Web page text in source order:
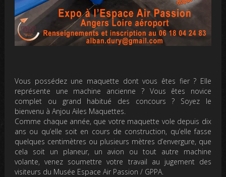
Vous possédez une maquette dont vous êtes fier ? Elle
représente une machine ancienne ? Vous êtes novice
complet ou grand habitué des concours ? Soyez le
bienvenu à Anjou Ailes Maquettes.
Comme chaque année, que votre maquette vole depuis dix
ans ou qu’elle soit en cours de construction, qu’elle fasse
quelques centimètres ou plusieurs mètres d’envergure, que
cela soit un planeur, un avion ou tout autre machine
volante, venez soumettre votre travail au jugement des
visiteurs du Musée Espace Air Passion / GPPA.